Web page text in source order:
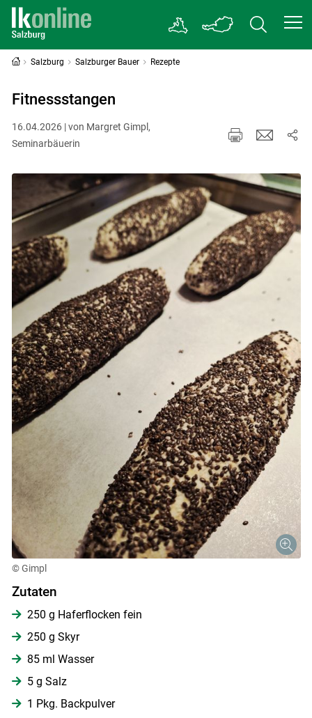
Skip to main content
Salzburg Salzburger Bauer Rezepte
Fitnessstangen
16.04.2026 | von Margret Gimpl,
Seminarbäuerin
© Gimpl
Zutaten
250 g Haferflocken fein
250 g Skyr
85 ml Wasser
5 g Salz
1 Pkg. Backpulver